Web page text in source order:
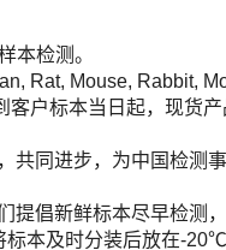
本检测。
Rat, Mouse, Rabbit,
户标本当日起，现货
同进步，为中国检测事
倡新鲜标本尽早检测
标本及时分装后放在-